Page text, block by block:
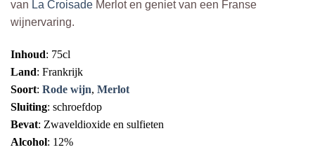
van La Croisade Merlot en geniet van een Franse
wijnervaring.
Inhoud: 75cl
Land: Frankrijk
Soort: Rode wijn, Merlot
Sluiting: schroefdop
Bevat: Zwaveldioxide en sulfieten
Alcohol: 12%